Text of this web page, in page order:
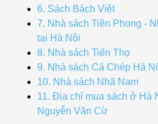
6. Sách Bách Việt
7. Nhà sách Tiền Phong -
tại Hà Nội
8. Nhà sách Tiến Thọ
9. Nhà sách Cá Chép Hà
10. Nhà sách Nhã Nam
11. Địa chỉ mua sách ở Hà
Nguyễn Văn Cừ